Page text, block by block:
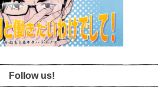
Follow us!